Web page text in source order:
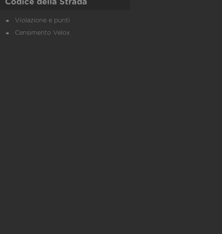
Codice della Strada
Violazione e punti
Censimento Velox